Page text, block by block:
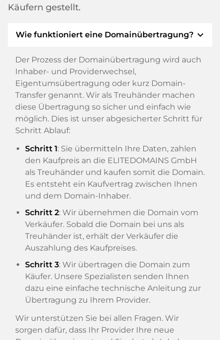
Käufern gestellt.
Wie funktioniert eine Domainübertragung? expand_more
Der Prozess der Domainübertragung wird auch
Inhaber- und Providerwechsel,
Eigentumsübertragung oder kurz Domain-
Transfer genannt. Wir als Treuhänder machen
diese Übertragung so sicher und einfach wie
möglich. Dies ist unser abgesicherter Schritt für
Schritt Ablauf:
Schritt 1: Sie übermitteln Ihre Daten, zahlen
den Kaufpreis an die ELITEDOMAINS GmbH
als Treuhänder und kaufen somit die Domain.
Es entsteht ein Kaufvertrag zwischen Ihnen
und dem Domain-Inhaber.
Schritt 2: Wir übernehmen die Domain vom
Verkäufer. Sobald die Domain bei uns als
Treuhänder ist, erhält der Verkäufer die
Auszahlung des Kaufpreises.
Schritt 3: Wir übertragen die Domain zum
Käufer. Unsere Spezialisten senden Ihnen
dazu eine einfache technische Anleitung zur
Übertragung zu Ihrem Provider.
Wir unterstützen Sie bei allen Fragen. Wir
sorgen dafür, dass Ihr Provider Ihre neue